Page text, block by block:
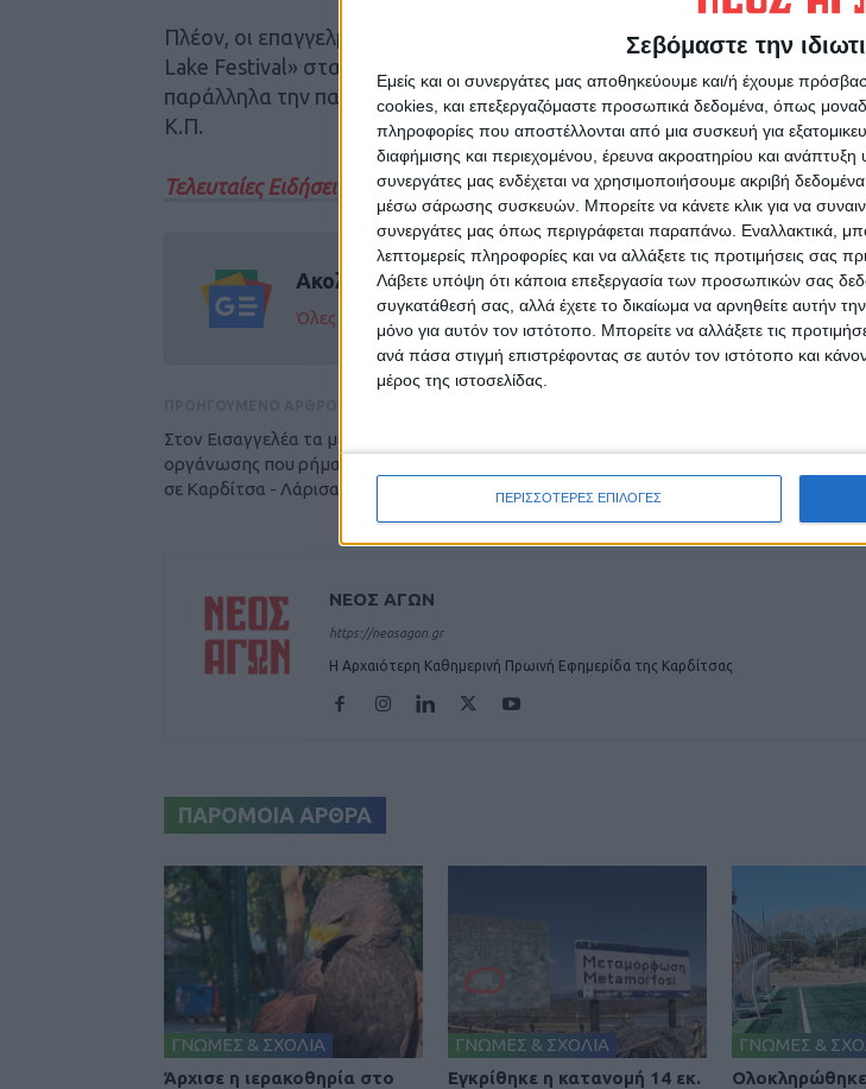
Σεβόμαστε την
Εμείς και οι συνεργάτες μας αποθηκεύουμε και/ή έχουμε
cookies, και επεξεργαζόμαστε προσωπικά δεδομένα, όπως
πληροφορίες που αποστέλλονται από μια συσκευή για
διαφήμισης και περιεχομένου, έρευνα ακροατηρίου και ανάπτυξη
συνεργάτες μας ενδέχεται να χρησιμοποιήσουμε ακριβή
μέσω σάρωσης συσκευών. Μπορείτε να κάνετε κλικ για να
συνεργάτες μας όπως περιγράφεται παραπάνω. Εναλλακτικά,
λεπτομερείς πληροφορίες και να αλλάξετε τις προτιμήσεις σας
Λάβετε υπόψη ότι κάποια επεξεργασία των προσωπικών σας
συγκατάθεσή σας, αλλά έχετε το δικαίωμα να αρνηθείτε αυτήν
μόνο για αυτόν τον ιστότοπο. Μπορείτε να αλλάξετε τις
ανά πάσα στιγμή επιστρέφοντας σε αυτόν τον ιστότοπο και
μέρος της ιστοσελίδας.
ΠΕΡΙΣΣΟΤΕΡΕΣ ΕΠΙΛΟΓΕΣ
Πλέον, οι επαγγελματίες του τουρισμού εναποθέτουν τις ελπίδες τους
Lake Festival» στα μέσα Ιουλίου για μια σημαντική «ανάσα»,
παράλληλα την παραδοσιακή κίνηση του Αυγούστου.
Κ.Π.
Τελευταίες Ειδήσεις Σήμερα
Ακολούθησε την εφημερίδα ΝΕΟΣ ΑΓΩΝ στο Google
Όλες οι εξελίξεις στην περιοχή της Καρδίτσας και ευρύτερα της
Στον Εισαγγελέα τα μέλη της εγκληματικής
οργάνωσης που ρήμαζε τους μετασχηματιστές
σε Καρδίτσα - Λάρισα (ΦΩΤΟ & ΒΙΝΤΕΟ)
ΝΕΟΣ ΑΓΩΝ
https://neosagon.gr
Η Αρχαιότερη Καθημερινή Πρωινή Εφημερίδα της Καρδίτσας
ΠΑΡΟΜΟΙΑ ΑΡΘΡΑ
ΓΝΩΜΕΣ & ΣΧΟΛΙΑ
Άρχισε η ιερακοθηρία στο
ΓΝΩΜΕΣ & ΣΧΟΛΙΑ
Εγκρίθηκε η κατανομή 14 εκ.
ΓΝΩΜΕΣ &